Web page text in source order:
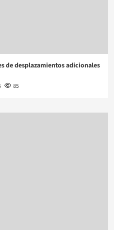
de desplazamientos adicionales
85